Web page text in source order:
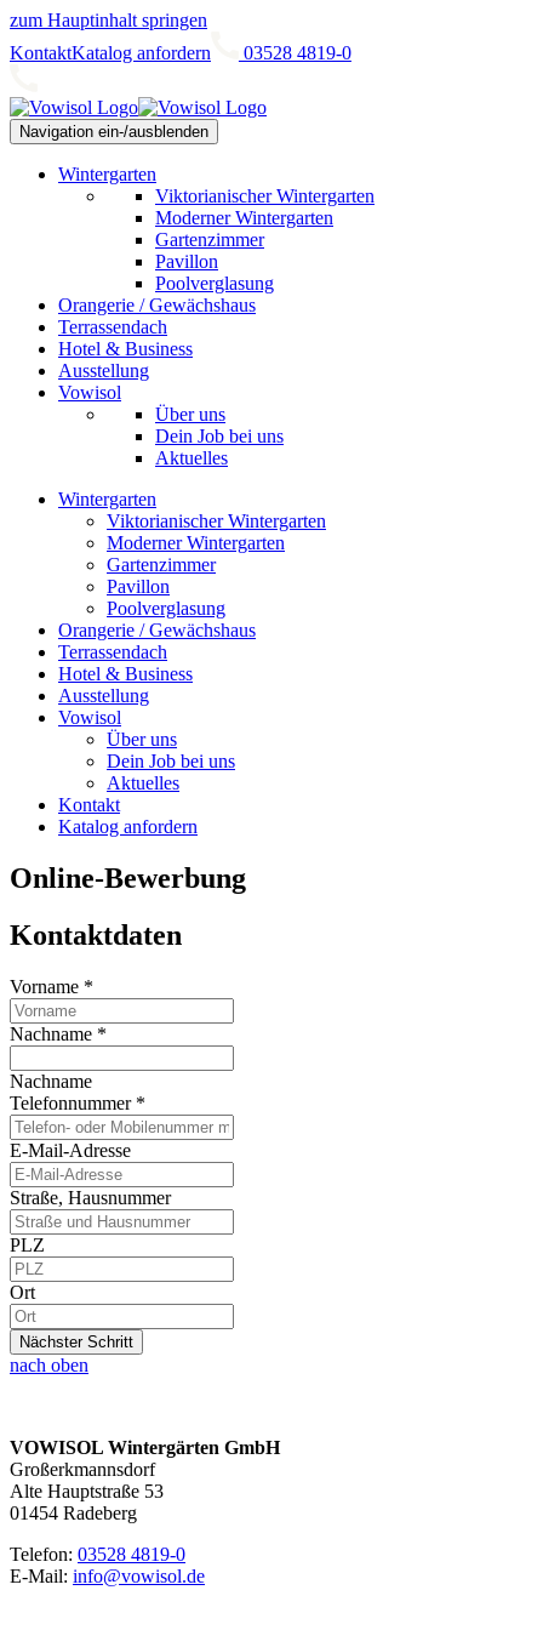
zum Hauptinhalt springen
KontaktKatalog anfordern 03528 4819-0
Navigation ein-/ausblenden
Wintergarten
Viktorianischer Wintergarten
Moderner Wintergarten
Gartenzimmer
Pavillon
Poolverglasung
Orangerie / Gewächshaus
Terrassendach
Hotel & Business
Ausstellung
Vowisol
Über uns
Dein Job bei uns
Aktuelles
Wintergarten
Viktorianischer Wintergarten
Moderner Wintergarten
Gartenzimmer
Pavillon
Poolverglasung
Orangerie / Gewächshaus
Terrassendach
Hotel & Business
Ausstellung
Vowisol
Über uns
Dein Job bei uns
Aktuelles
Kontakt
Katalog anfordern
Online-Bewerbung
Kontaktdaten
Vorname *
Nachname *
Nachname
Telefonnummer *
E-Mail-Adresse
Straße, Hausnummer
PLZ
Ort
Nächster Schritt
nach oben
VOWISOL Wintergärten GmbH
Großerkmannsdorf
Alte Hauptstraße 53
01454 Radeberg
Telefon: 03528 4819-0
E-Mail: info@vowisol.de